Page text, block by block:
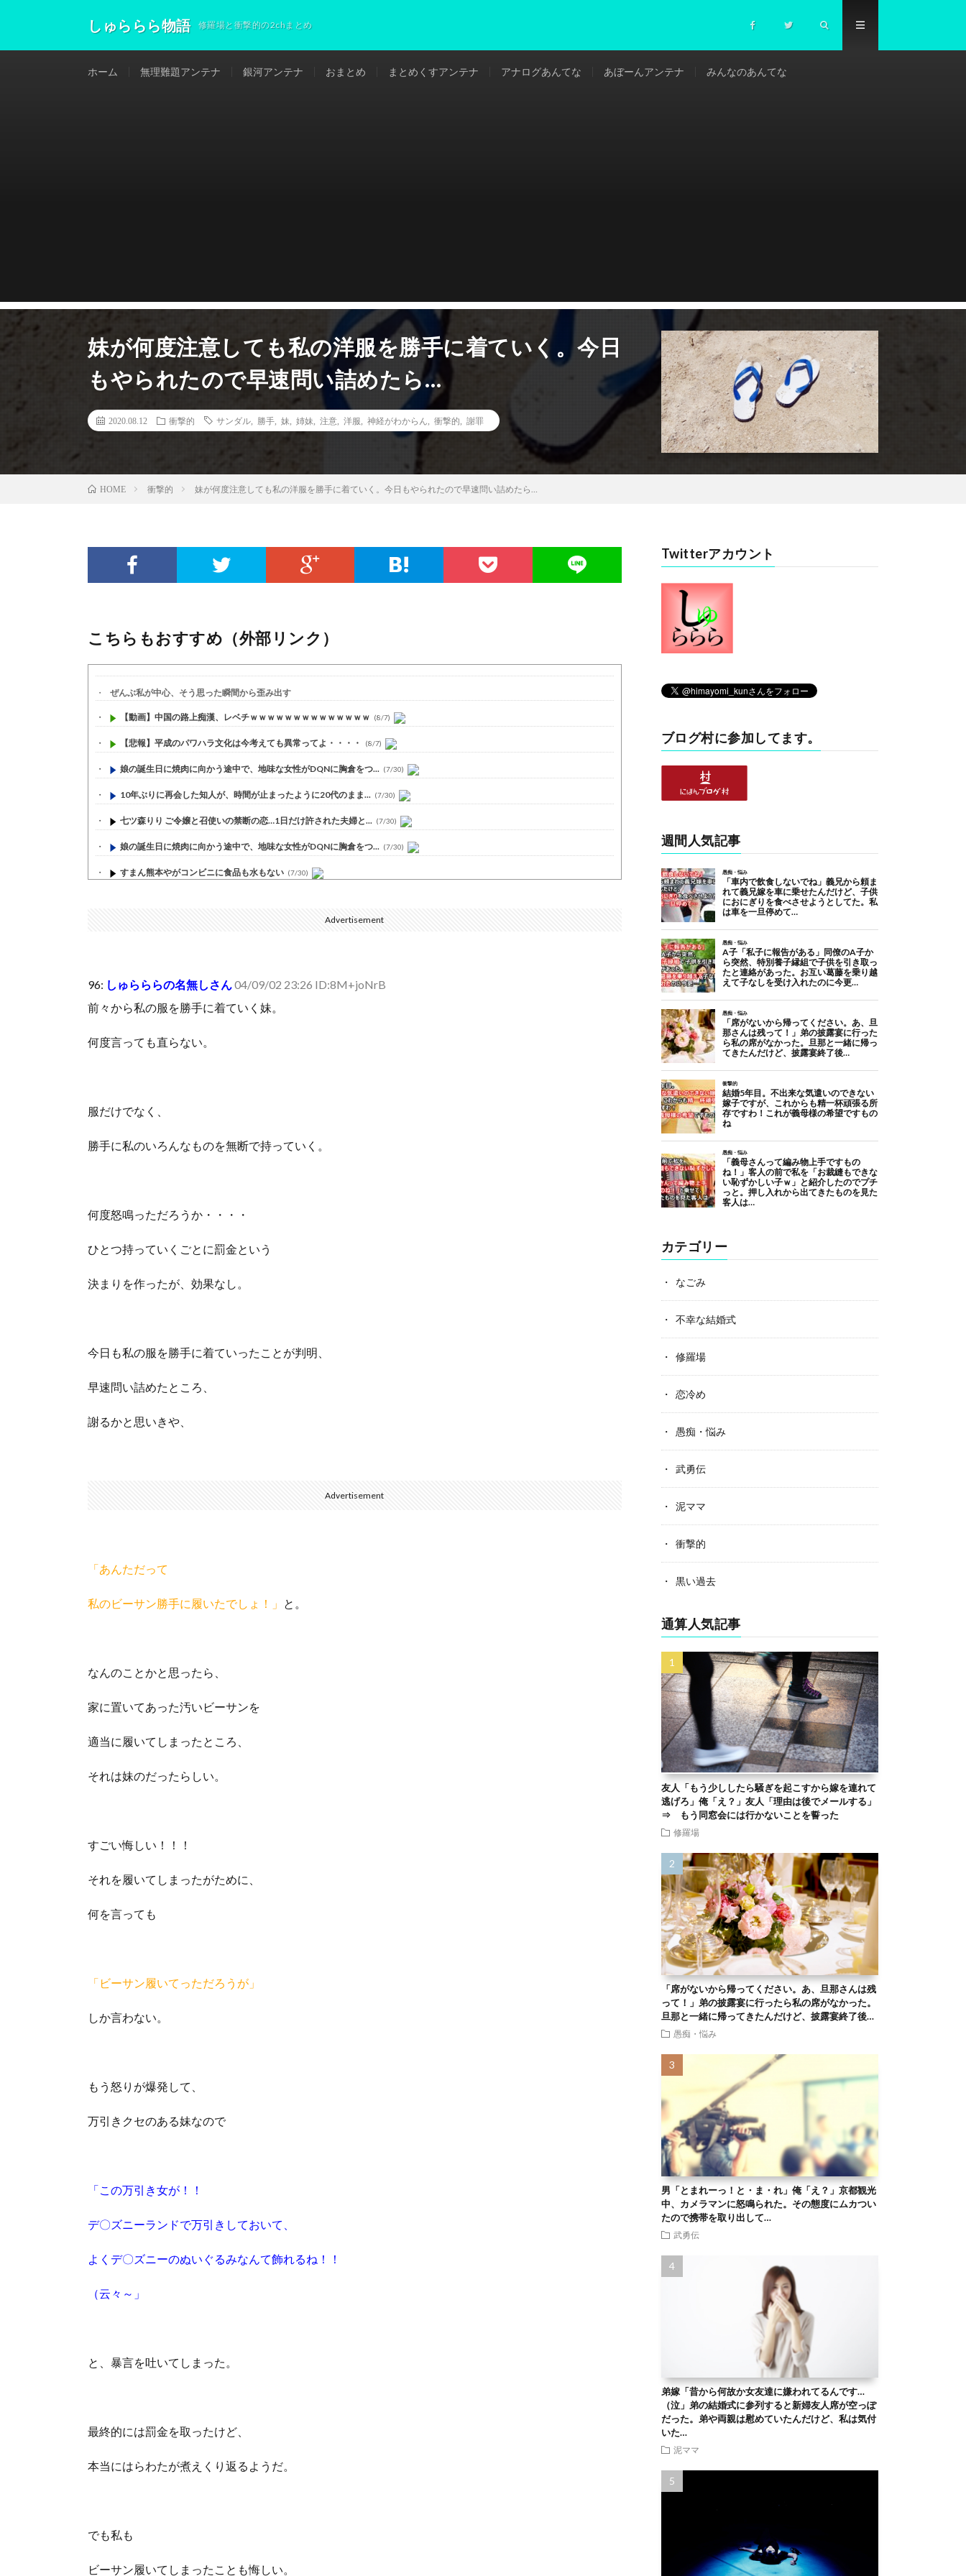
しゅららら物語 修羅場と衝撃的の2chまとめ
ホーム 無理難題アンテナ 銀河アンテナ おまとめ まとめくすアンテナ アナログあんてな あぼーんアンテナ みんなのあんてな
妹が何度注意しても私の洋服を勝手に着ていく。今日
もやられたので早速問い詰めたら…
2020.08.12 衝撃的 サンダル 勝手 妹 姉妹 注意 洋服 神経がわからん 衝撃的 謝罪
HOME 衝撃的 妹が何度注意しても私の洋服を勝手に着ていく。今日もやられたので早速問い詰めたら…
こちらもおすすめ（外部リンク）
ぜんぶ私が中心、そう思った瞬間から歪み出す
【動画】中国の路上痴漢、レベチｗｗｗｗｗｗｗｗｗｗｗｗｗｗ (8/7)
【悲報】平成のパワハラ文化は今考えても異常ってよ・・・・ (8/7)
娘の誕生日に焼肉に向かう途中で、地味な女性がDQNに胸倉をつ... (7/30)
10年ぶりに再会した知人が、時間が止まったように20代のまま... (7/30)
七ツ森りり ご令嬢と召使いの禁断の恋…1日だけ許された夫婦と... (7/30)
娘の誕生日に焼肉に向かう途中で、地味な女性がDQNに胸倉をつ... (7/30)
すまん熊本やがコンビニに食品も水もない (7/30)
Advertisement
96: しゅらららの名無しさん04/09/02 23:26 ID:8M+joNrB
前々から私の服を勝手に着ていく妹。
何度言っても直らない。
服だけでなく、
勝手に私のいろんなものを無断で持っていく。
何度怒鳴っただろうか・・・・
ひとつ持っていくごとに罰金という
決まりを作ったが、効果なし。
今日も私の服を勝手に着ていったことが判明、
早速問い詰めたところ、
謝るかと思いきや、
Advertisement
「あんただって
私のビーサン勝手に履いたでしょ！」 と。
なんのことかと思ったら、
家に置いてあった汚いビーサンを
適当に履いてしまったところ、
それは妹のだったらしい。
すごい悔しい！！！
それを履いてしまったがために、
何を言っても
「ビーサン履いてっただろうが」
しか言わない。
もう怒りが爆発して、
万引きクセのある妹なので
「この万引き女が！！
デ〇ズニーランドで万引きしておいて、
よくデ〇ズニーのぬいぐるみなんて飾れるね！！
（云々～」
と、暴言を吐いてしまった。
最終的には罰金を取ったけど、
本当にはらわたが煮えくり返るようだ。
でも私も
ビーサン履いてしまったことも悔しい。
Twitterアカウント
ブログ村に参加してます。
週間人気記事
カテゴリー
なごみ
不幸な結婚式
修羅場
恋冷め
愚痴・悩み
武勇伝
泥ママ
衝撃的
黒い過去
通算人気記事
友人「もう少ししたら騒ぎを起こすから嫁を連れて
逃げろ」俺「え？」友人「理由は後でメールする」
⇒ もう同窓会には行かないことを誓った
修羅場
「席がないから帰ってください。あ、旦那さんは残
って！」弟の披露宴に行ったら私の席がなかった。
旦那と一緒に帰ってきたんだけど、披露宴終了後…
愚痴・悩み
男「とまれーっ！と・ま・れ」俺「え？」京都観光
中、カメラマンに怒鳴られた。その態度にムカつい
たので携帯を取り出して…
武勇伝
弟嫁「昔から何故か女友達に嫌われてるんです…
（泣」弟の結婚式に参列すると新婦友人席が空っぽ
だった。弟や両親は慰めていたんだけど、私は気付
いた…
泥ママ